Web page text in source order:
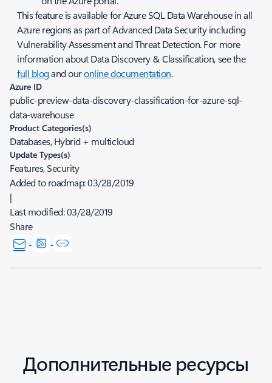
This feature is available for Azure SQL Data Warehouse in all
Azure regions as part of Advanced Data Security including
Vulnerability Assessment and Threat Detection. For more
information about Data Discovery & Classification, see the
full blogand ouronline documentation.
Azure ID
public-preview-data-discovery-classification-for-azure-sql-
data-warehouse
Product Categories(s)
Databases, Hybrid + multicloud
Update Types(s)
Features, Security
Added to roadmap:03/28/2019
|
Last modified:03/28/2019
Share
Дополнительные ресурсы